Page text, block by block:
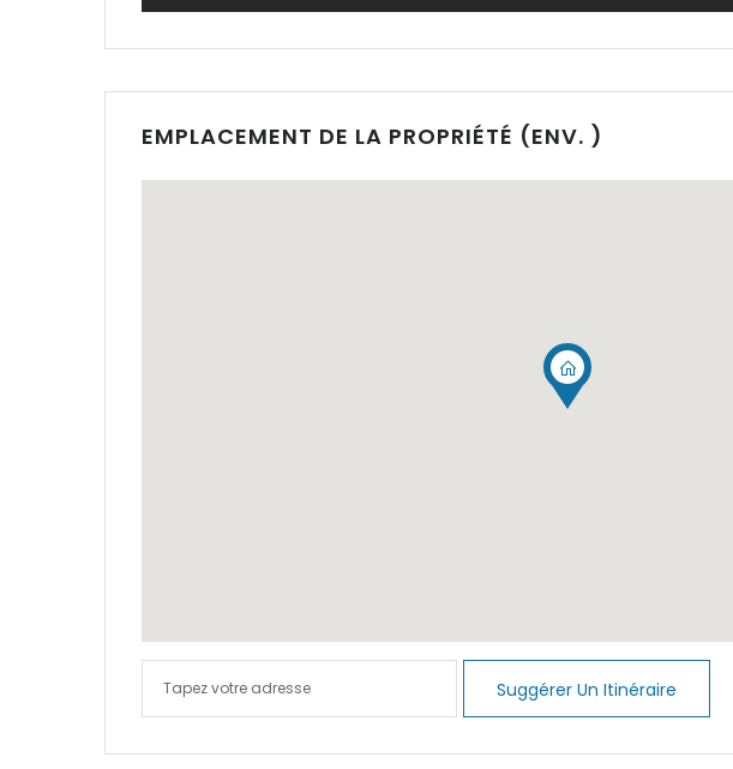
|-Bonanova, Palma d.
|-Cala Millor
EMPLACEMENT DE LA PROPRIÉTÉ (ENV. )
Suggérer Un Itinéraire